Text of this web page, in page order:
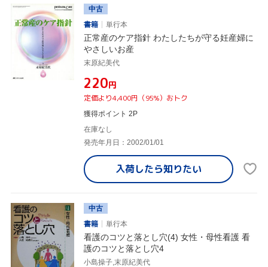
中古
書籍
単行本
正常産のケア指針 わたしたちが守る妊産婦に
やさしいお産
末原紀美代
¥220円
定価より4,400円（95%）おトク
獲得ポイント 2P
在庫なし
発売年月日：2002/01/01
入荷したら知りたい
中古
書籍
単行本
看護のコツと落とし穴(4) 女性・母性看護 看
護のコツと落とし穴4
小島操子,末原紀美代